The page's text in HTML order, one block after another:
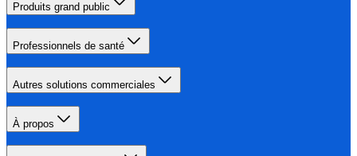
Produits grand public
Professionnels de santé
Autres solutions commerciales
À propos